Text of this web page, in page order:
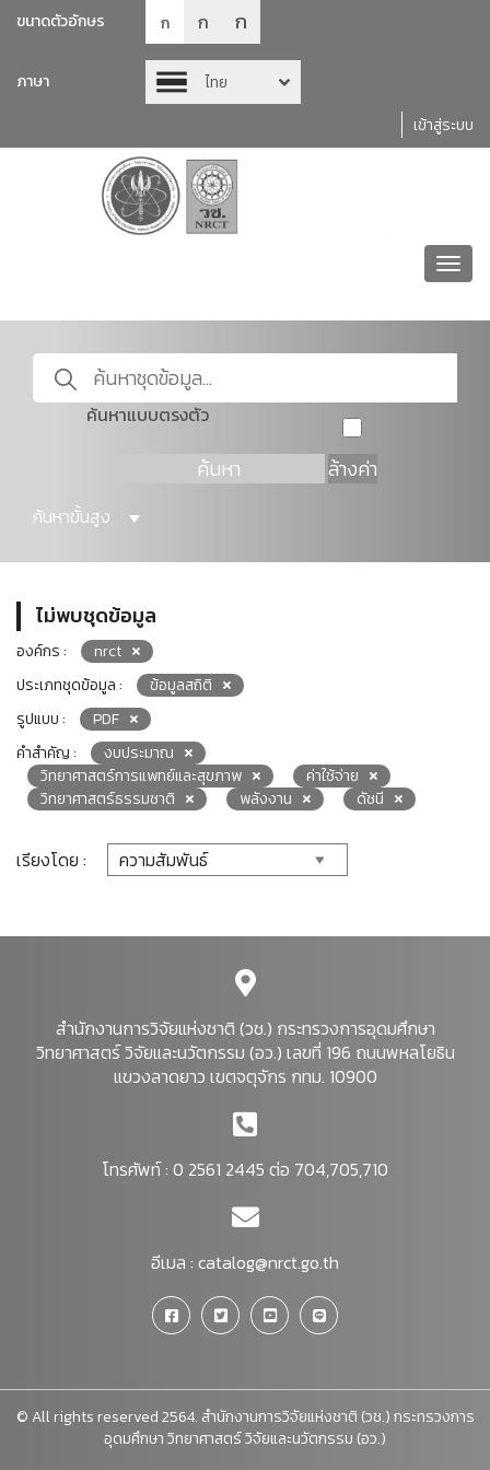
ขนาดตัวอักษร ก ก ก
ภาษา
ไทย
เข้าสู่ระบบ
ค้นหาแบบตรงตัว
ค้นหา ล้างค่า
ค้นหาขั้นสูง
ไม่พบชุดข้อมูล
องค์กร :
nrct
ประเภทชุดข้อมูล :
ข้อมูลสถิติ
รูปแบบ :
PDF
คำสำคัญ :
งบประมาณ
วิทยาศาสตร์การแพทย์และสุขภาพ
ค่าใช้จ่าย
วิทยาศาสตร์ธรรมชาติ
พลังงาน ดัชนี
เรียงโดย :
สำนักงานการวิจัยแห่งชาติ (วช.) กระทรวงการอุดมศึกษา
วิทยาศาสตร์ วิจัยและนวัตกรรม (อว.) เลขที่ 196 ถนนพหลโยธิน
แขวงลาดยาว เขตจตุจักร กทม. 10900
โทรศัพท์ : 0 2561 2445 ต่อ 704,705,710
อีเมล : catalog@nrct.go.th
© All rights reserved 2564. สำนักงานการวิจัยแห่งชาติ (วช.) กระทรวงการ
อุดมศึกษา วิทยาศาสตร์ วิจัยและนวัตกรรม (อว.)